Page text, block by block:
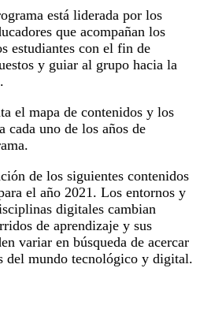
está liderada por los
que acompañan los
estudiantes con el fin de
y guiar al grupo hacia la
el mapa de contenidos y los
cada uno de los años de
de los siguientes contenidos
el año 2021. Los entornos y
digitales cambian
de aprendizaje y sus
variar en búsqueda de acercar
del mundo tecnológico y digital.